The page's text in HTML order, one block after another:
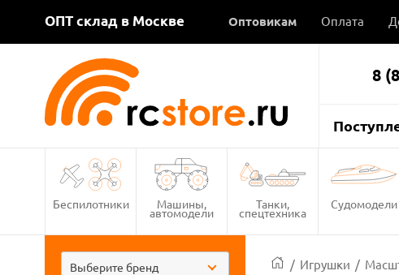
ОПТ склад в Москве Оптовикам Оплата
8
Беспилотники Машины,
автомодели
Танки,
спецтехника
Судомодели
Выберите бренд / Игрушки /